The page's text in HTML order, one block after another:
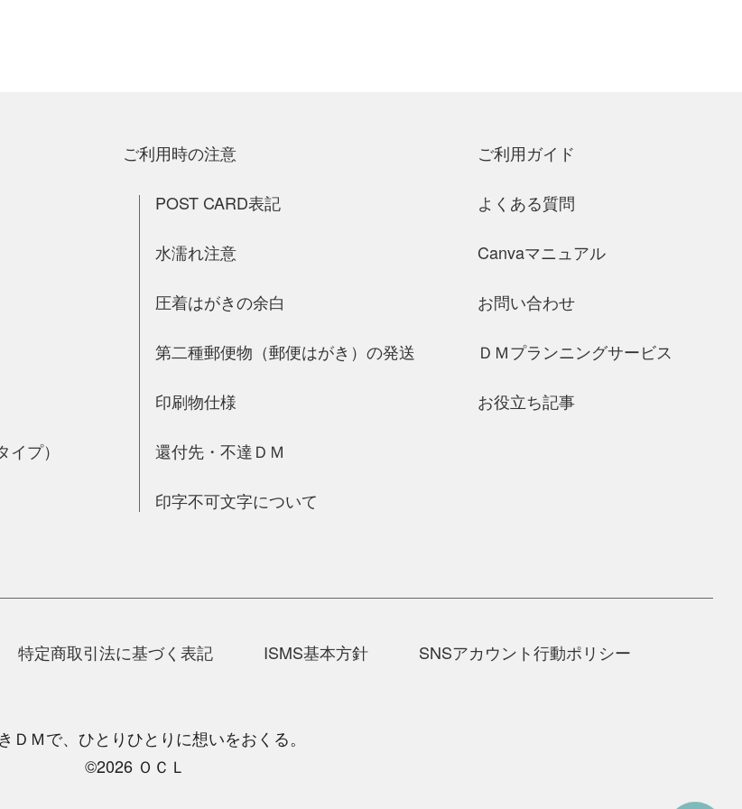
プ）
ご利用時の注意
POST CARD表記
水濡れ注意
圧着はがきの余白
第二種郵便物（郵便はがき）の発送
印刷物仕様
還付先・不達ＤＭ
印字不可文字について
ご利用ガイド
よくある質問
Canvaマニュアル
お問い合わせ
ＤＭプランニングサービス
お役立ち記事
特定商取引法に基づく表記 ISMS基本方針 SNSアカウント行動ポリシー
ＤＭで、ひとりひとりに想いをおくる。
©2026 ＯＣＬ